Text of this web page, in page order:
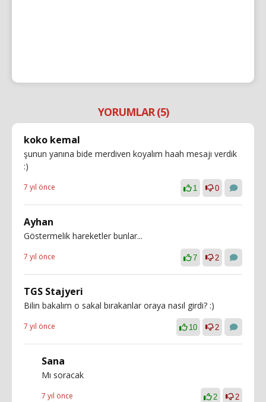
YORUMLAR (5)
koko kemal
şunun yanına bide merdiven koyalım haah mesajı verdik
:)
7 yıl önce 1 0
Ayhan
Göstermelik hareketler bunlar...
7 yıl önce 7 2
TGS Stajyeri
Bilin bakalım o sakal bırakanlar oraya nasıl girdi? :)
7 yıl önce 10 2
Sana
Mı soracak
7 yıl önce 2 2